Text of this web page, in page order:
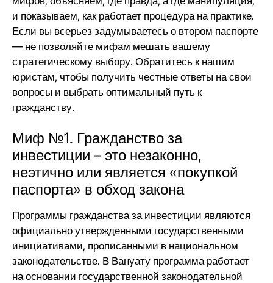
и показываем, как работает процедура на практике.
Если вы всерьез задумываетесь о втором паспорте
— не позволяйте мифам мешать вашему
стратегическому выбору. Обратитесь к нашим
юристам, чтобы получить честные ответы на свои
вопросы и выбрать оптимальный путь к
гражданству.
Миф №1. Гражданство за
инвестиции – это незаконно,
неэтично или является «покупкой
паспорта» в обход закона
Программы гражданства за инвестиции являются
официально утвержденными государственными
инициативами, прописанными в национальном
законодательстве. В Вануату программа работает
на основании государственной законодательной